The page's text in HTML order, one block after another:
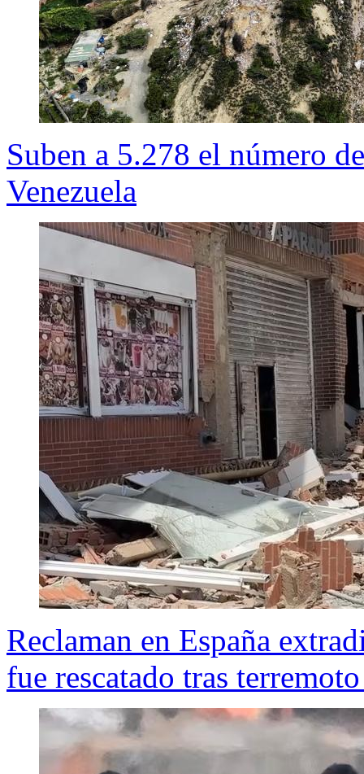
Suben a 5.278 el número
Venezuela
Reclaman en España
fue rescatado tras